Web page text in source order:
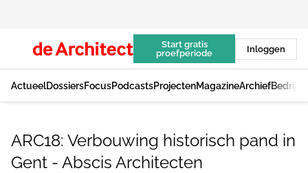
Start gratis
proefperiode
Inloggen
ActueelDossiersFocusPodcastsProjectenMagazineArchief
ARC18: Verbouwing historisch pand in
Gent - Abscis Architecten